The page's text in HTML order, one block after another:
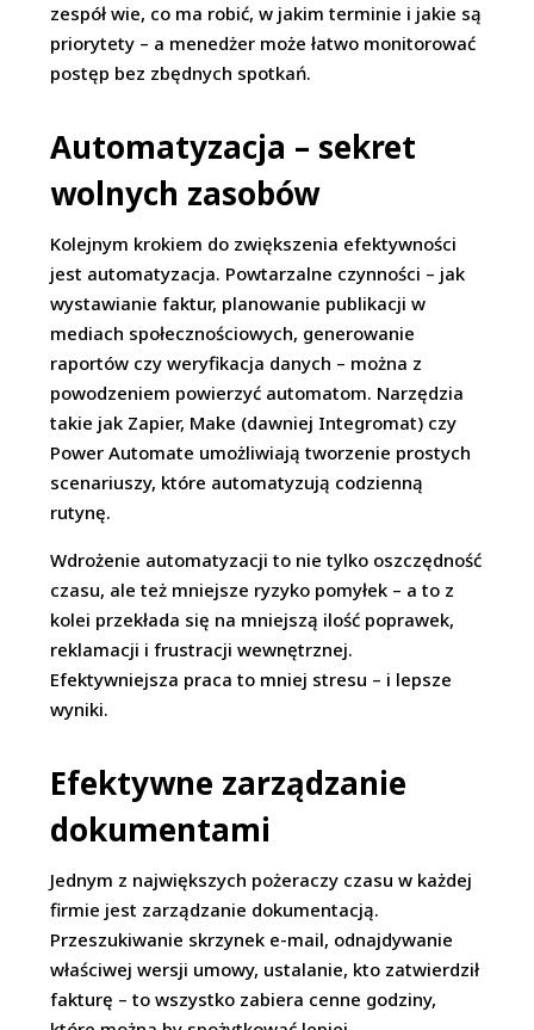
zespół wie, co ma robić, w jakim terminie i jakie są
priorytety – a menedżer może łatwo monitorować
postęp bez zbędnych spotkań.
Automatyzacja – sekret
wolnych zasobów
Kolejnym krokiem do zwiększenia efektywności
jest automatyzacja. Powtarzalne czynności – jak
wystawianie faktur, planowanie publikacji w
mediach społecznościowych, generowanie
raportów czy weryfikacja danych – można z
powodzeniem powierzyć automatom. Narzędzia
takie jak Zapier, Make (dawniej Integromat) czy
Power Automate umożliwiają tworzenie prostych
scenariuszy, które automatyzują codzienną
rutynę.
Wdrożenie automatyzacji to nie tylko oszczędność
czasu, ale też mniejsze ryzyko pomyłek – a to z
kolei przekłada się na mniejszą ilość poprawek,
reklamacji i frustracji wewnętrznej.
Efektywniejsza praca to mniej stresu – i lepsze
wyniki.
Efektywne zarządzanie
dokumentami
Jednym z największych pożeraczy czasu w każdej
firmie jest zarządzanie dokumentacją.
Przeszukiwanie skrzynek e-mail, odnajdywanie
właściwej wersji umowy, ustalanie, kto zatwierdził
fakturę – to wszystko zabiera cenne godziny,